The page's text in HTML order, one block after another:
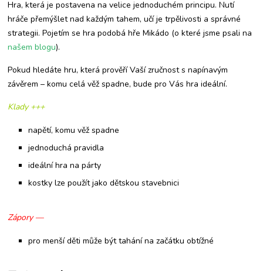
Hra, která je postavena na velice jednoduchém principu. Nutí
hráče přemýšlet nad každým tahem, učí je trpělivosti a správné
strategii. Pojetím se hra podobá hře Mikádo (o které jsme psali na
našem blogu).
Pokud hledáte hru, která prověří Vaší zručnost s napínavým
závěrem – komu celá věž spadne, bude pro Vás hra ideální.
Klady +++
napětí, komu věž spadne
jednoduchá pravidla
ideální hra na párty
kostky lze použít jako dětskou stavebnici
Zápory —
pro menší děti může být tahání na začátku obtížné